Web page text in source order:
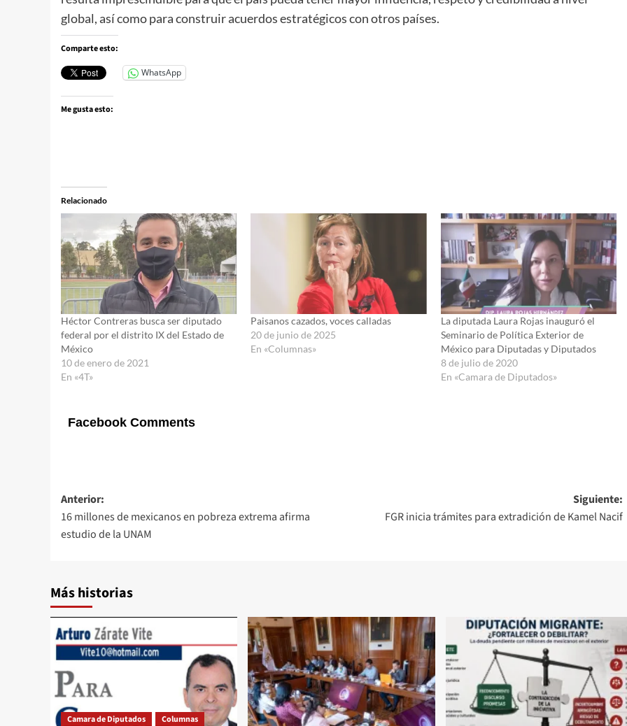
global, así como para construir acuerdos estratégicos con otros países.
Comparte esto:
WhatsApp
Me gusta esto:
Relacionado
Héctor Contreras busca ser diputado
federal por el distrito IX del Estado de
México
10 de enero de 2021
En «4T»
Paisanos cazados, voces calladas
20 de junio de 2025
En «Columnas»
La diputada Laura Rojas inauguró el
Seminario de Política Exterior de
México para Diputadas y Diputados
8 de julio de 2020
En «Camara de Diputados»
Facebook Comments
Navegación
de
entradas
Anterior:
16 millones de mexicanos en pobreza extrema afirma
estudio de la UNAM
Siguiente:
FGR inicia trámites para extradición de Kamel Nacif
Más historias
Camara de Diputados
Columnas